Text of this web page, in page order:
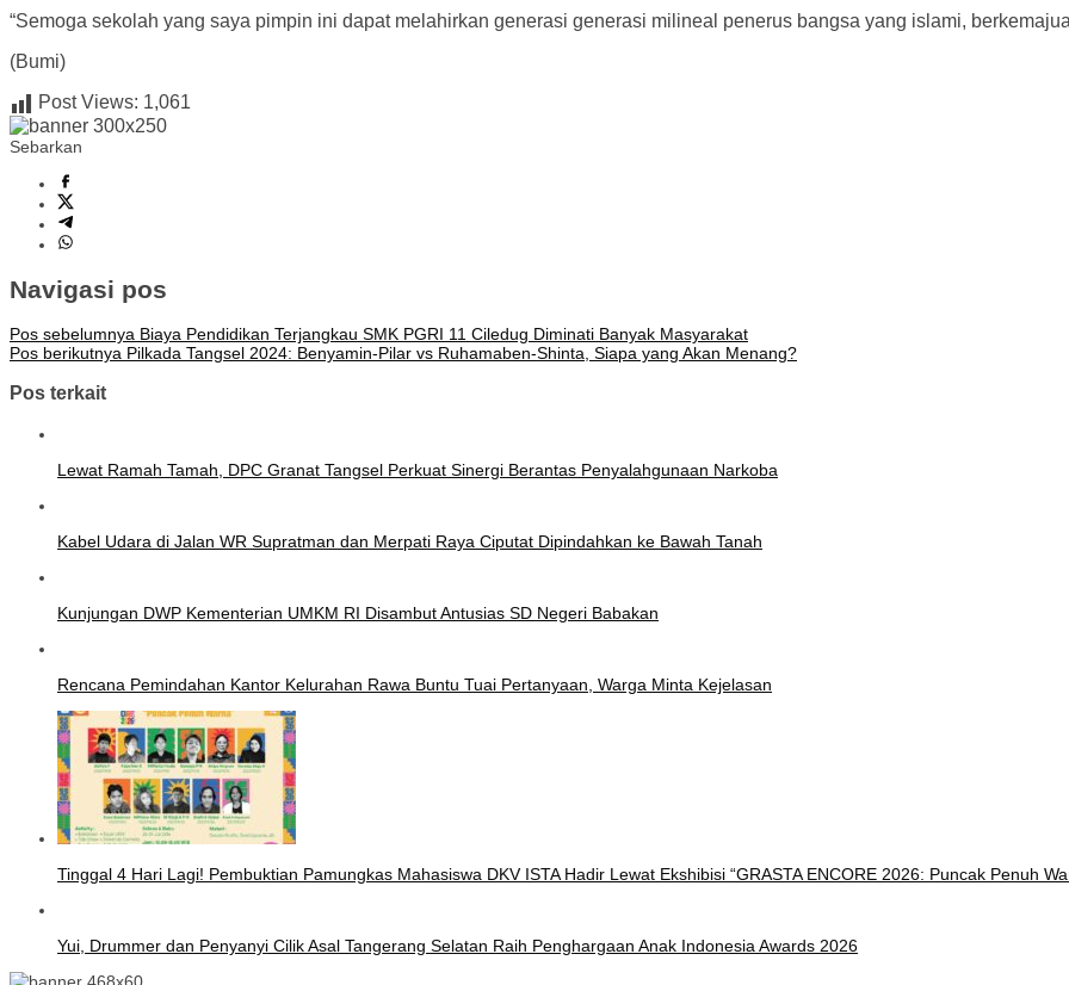
“Semoga sekolah yang saya pimpin ini dapat melahirkan generasi generasi milineal penerus bangsa yang islami,
(Bumi)
Post Views: 1,061
Sebarkan
Navigasi pos
Pos sebelumnya Biaya Pendidikan Terjangkau SMK PGRI 11 Ciledug Diminati Banyak Masyarakat
Pos berikutnya Pilkada Tangsel 2024: Benyamin-Pilar vs Ruhamaben-Shinta, Siapa yang Akan Menang?
Pos terkait
Lewat Ramah Tamah, DPC Granat Tangsel Perkuat Sinergi Berantas Penyalahgunaan Narkoba
Kabel Udara di Jalan WR Supratman dan Merpati Raya Ciputat Dipindahkan ke Bawah Tanah
Kunjungan DWP Kementerian UMKM RI Disambut Antusias SD Negeri Babakan
Rencana Pemindahan Kantor Kelurahan Rawa Buntu Tuai Pertanyaan, Warga Minta Kejelasan
Tinggal 4 Hari Lagi! Pembuktian Pamungkas Mahasiswa DKV ISTA Hadir Lewat Ekshibisi “GRASTA ENCORE 2026: Puncak Penuh
Yui, Drummer dan Penyanyi Cilik Asal Tangerang Selatan Raih Penghargaan Anak Indonesia Awards 2026